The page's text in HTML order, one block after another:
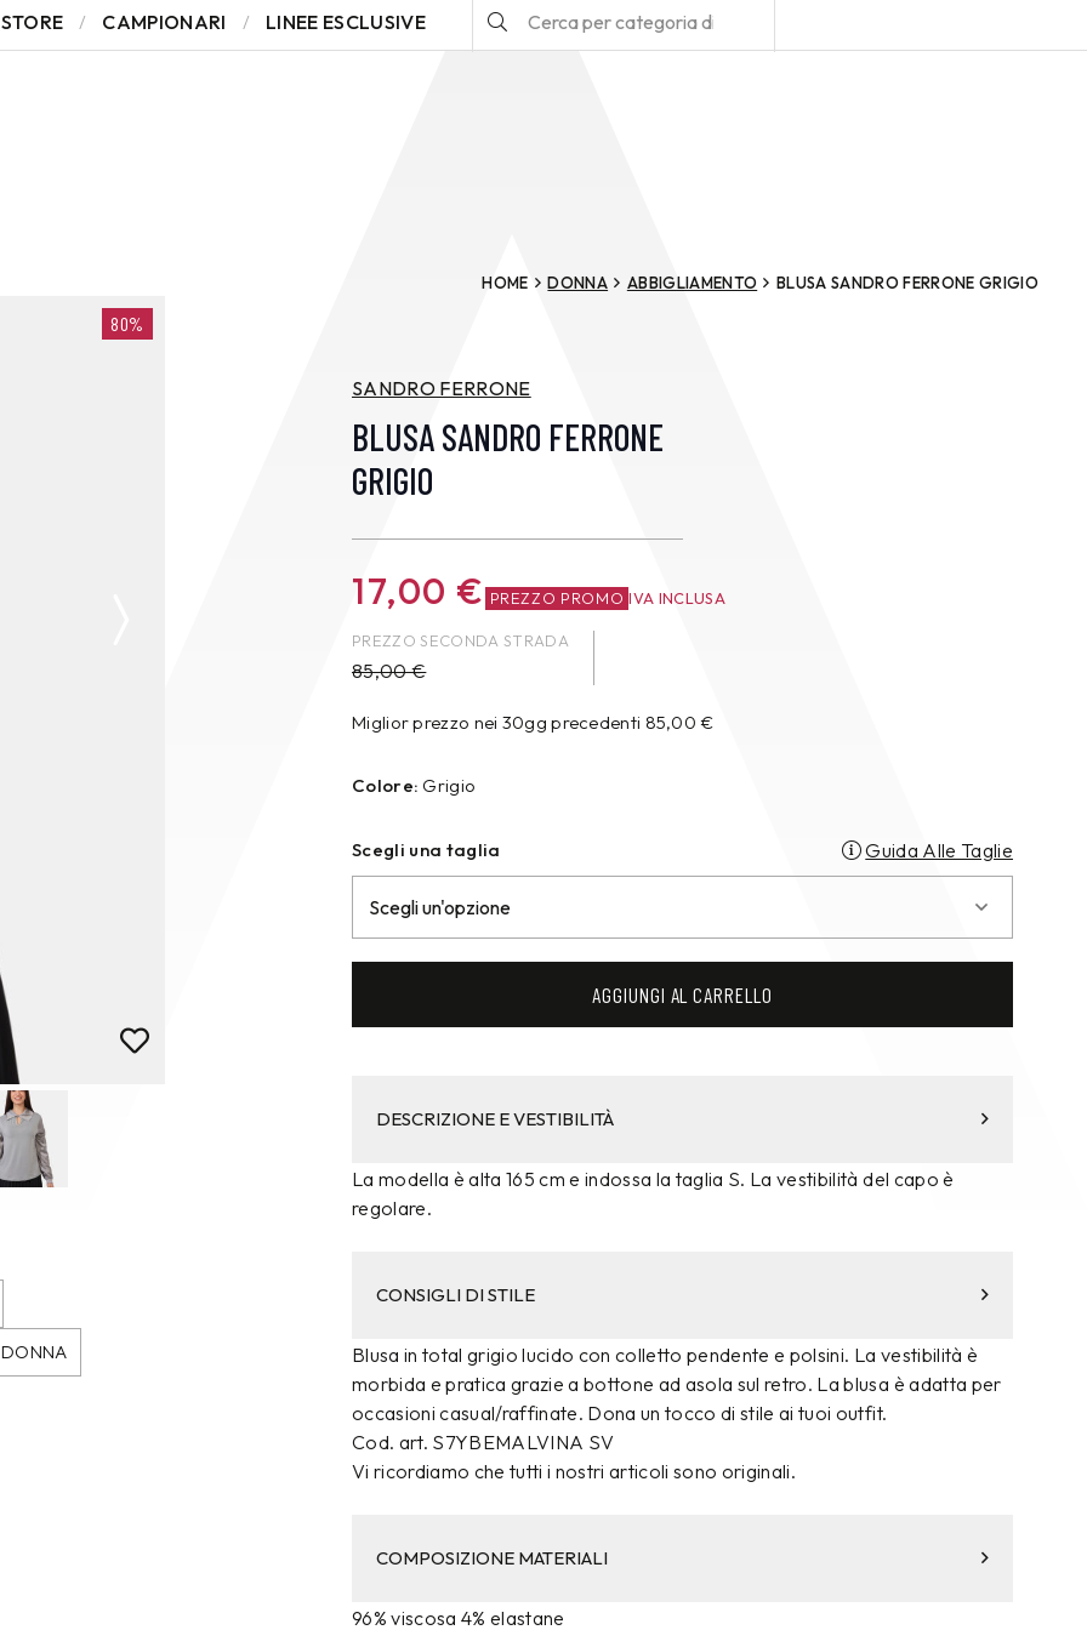
STORE CAMPIONARI LINEE ESCLUSIVE
HOME DONNA ABBIGLIAMENTO BLUSA SANDRO FERRONE GRIGIO
80%
DONNA
SANDRO FERRONE
BLUSA SANDRO FERRONE
GRIGIO
17,00 € PREZZO PROMO IVA INCLUSA
PREZZO SECONDA STRADA
85,00€
Miglior prezzo nei 30gg precedenti 85,00€
Colore: Grigio
Scegli una taglia Guida Alle Taglie
AGGIUNGI AL CARRELLO
DESCRIZIONE E VESTIBILITÀ
La modella è alta 165 cm e indossa la taglia S. La vestibilità del capo è
regolare.
CONSIGLI DI STILE
Blusa in total grigio lucido con colletto pendente e polsini. La vestibilità è
morbida e pratica grazie a bottone ad asola sul retro. La blusa è adatta per
occasioni casual/raffinate. Dona un tocco di stile ai tuoi outfit.
Cod. art. S7YBEMALVINA SV
Vi ricordiamo che tutti i nostri articoli sono originali.
COMPOSIZIONE MATERIALI
96% viscosa 4% elastane